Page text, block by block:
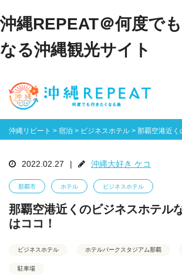
沖縄REPEAT＠何度で
なる沖縄観光サイト
沖縄リピート > 宿泊 > ビジネスホテル > 那覇空港近く
2022.02.27 | 沖縄大好き ケコ
那覇市 ホテル ビジネスホテル
那覇空港近くのビジネスホテル
はココ！
ビジネスホテル ホテルパークスタジアム那覇
駐車場